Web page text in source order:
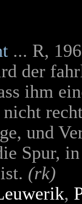
... R,
der
ihm
und
Spur,
(rk)
,